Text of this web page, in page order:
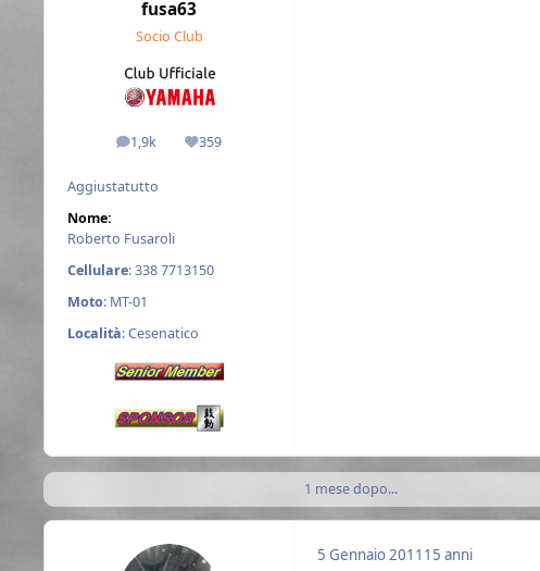
fusa63
Socio Club
1,9k
messaggi359
Reputazione
Aggiustatutto
Nome:
Roberto Fusaroli
Cellulare: 338 7713150
Moto: MT-01
Località: Cesenatico
1 mese dopo...
5 Gennaio 2011 15 anni